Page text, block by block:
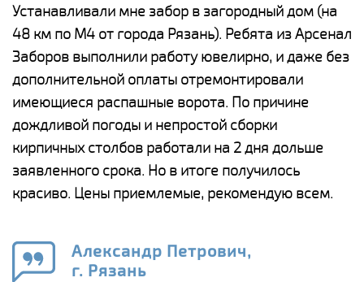
Устанавливали мне забор в загородный дом (на
48 км по М4 от города Рязань). Ребята из Арсенал
Заборов выполнили работу ювелирно, и даже без
дополнительной оплаты отремонтировали
имеющиеся распашные ворота. По причине
дождливой погоды и непростой сборки
кирпичных столбов работали на 2 дня дольше
заявленного срока. Но в итоге получилось
красиво. Цены приемлемые, рекомендую всем.
Александр Петрович,
г. Рязань